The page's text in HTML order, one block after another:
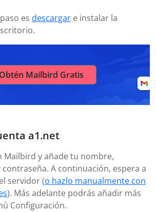
es descargar e instalar la
Obtén Mailbird Gratis
a1.net
Mailbird y añade tu nombre,
A continuación, espera a
servidor (o hazlo manualmente con
). Más adelante podrás añadir más
Configuración.